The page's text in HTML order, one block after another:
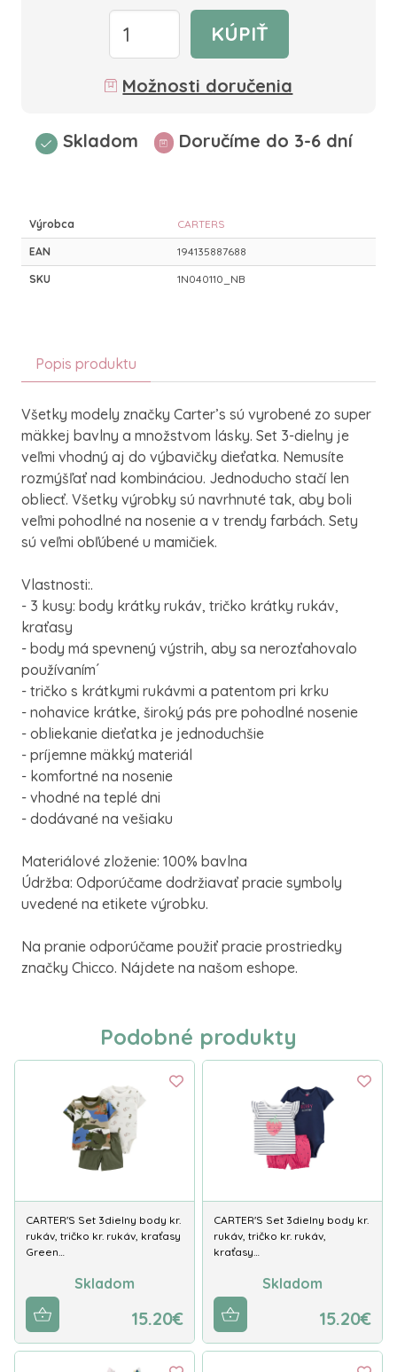
KÚPIŤ
Možnosti doručenia
Skladom Doručíme do 3-6 dní
Výrobca CARTERS
EAN 194135887688
SKU 1N040110_NB
Popis produktu
Všetky modely značky Carter’s sú vyrobené zo super
mäkkej bavlny a množstvom lásky. Set 3-dielny je
veľmi vhodný aj do výbavičky dieťatka. Nemusíte
rozmýšľať nad kombináciou. Jednoducho stačí len
obliecť. Všetky výrobky sú navrhnuté tak, aby boli
veľmi pohodlné na nosenie a v trendy farbách. Sety
sú veľmi obľúbené u mamičiek.
Vlastnosti:.
- 3 kusy: body krátky rukáv, tričko krátky rukáv,
kraťasy
- body má spevnený výstrih, aby sa nerozťahovalo
používaním´
- tričko s krátkymi rukávmi a patentom pri krku
- nohavice krátke, široký pás pre pohodlné nosenie
- obliekanie dieťatka je jednoduchšie
- príjemne mäkký materiál
- komfortné na nosenie
- vhodné na teplé dni
- dodávané na vešiaku
Materiálové zloženie: 100% bavlna
Údržba: Odporúčame dodržiavať pracie symboly
uvedené na etikete výrobku.
Na pranie odporúčame použiť pracie prostriedky
značky Chicco. Nájdete na našom eshope.
Podobné produkty
CARTER'S Set 3dielny body kr.
rukáv, tričko kr. rukáv, kraťasy
Green…
Skladom
15.20€
CARTER'S Set 3dielny body kr.
rukáv, tričko kr. rukáv,
kraťasy…
Skladom
15.20€